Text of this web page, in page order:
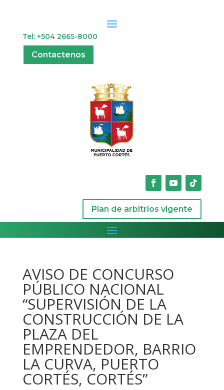
Tel: +504 2665-8000
Contactenos
Plan de arbitrios vigente
AVISO DE CONCURSO
PÚBLICO NACIONAL
“SUPERVISIÓN DE LA
CONSTRUCCIÓN DE LA
PLAZA DEL
EMPRENDEDOR, BARRIO
LA CURVA, PUERTO
CORTÉS, CORTÉS”